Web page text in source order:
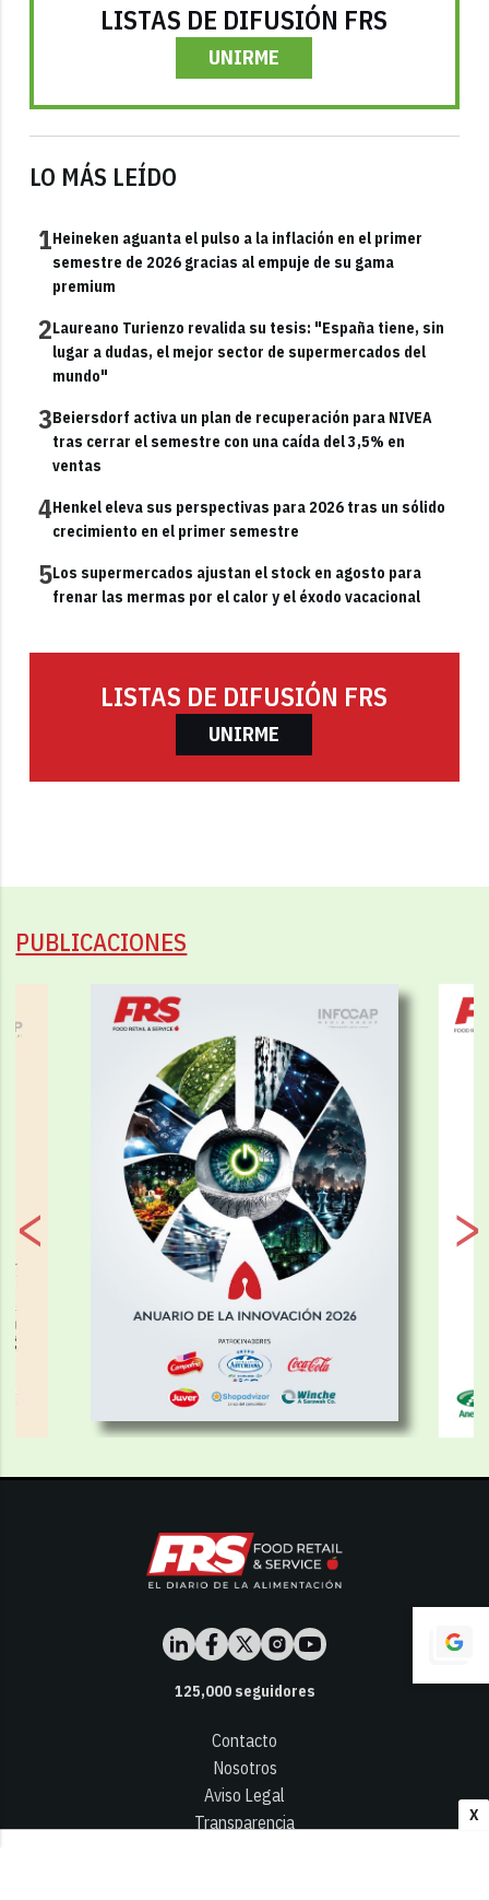
X
LISTAS DE DIFUSIÓN FRS
UNIRME
LO MÁS LEÍDO
1Heineken aguanta el pulso a la inflación en el primer
semestre de 2026 gracias al empuje de su gama
premium
2Laureano Turienzo revalida su tesis: "España tiene, sin
lugar a dudas, el mejor sector de supermercados del
mundo"
3Beiersdorf activa un plan de recuperación para NIVEA
tras cerrar el semestre con una caída del 3,5% en
ventas
4Henkel eleva sus perspectivas para 2026 tras un sólido
crecimiento en el primer semestre
5Los supermercados ajustan el stock en agosto para
frenar las mermas por el calor y el éxodo vacacional
LISTAS DE DIFUSIÓN FRS
UNIRME
PUBLICACIONES
125,000seguidores
Contacto
Nosotros
Aviso Legal
Transparencia